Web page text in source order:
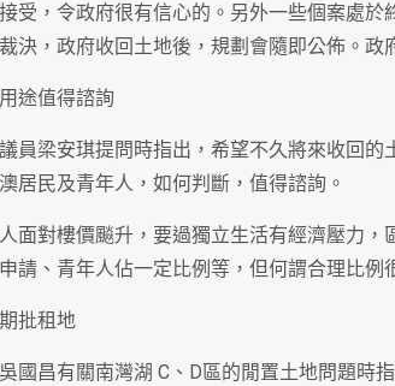
受，令政府很有信心的。另外一些個案處於
決，政府收回土地後，規劃會隨即公佈。政
途值得諮詢
員梁安琪提問時指出，希望不久將來收回的
居民及青年人，如何判斷，值得諮詢。
面對樓價飈升，要過獨立生活有經濟壓力，
請、青年人佔一定比例等，但何謂合理比例
批租地
國昌有關南灣湖 C、D區的閒置土地問題時